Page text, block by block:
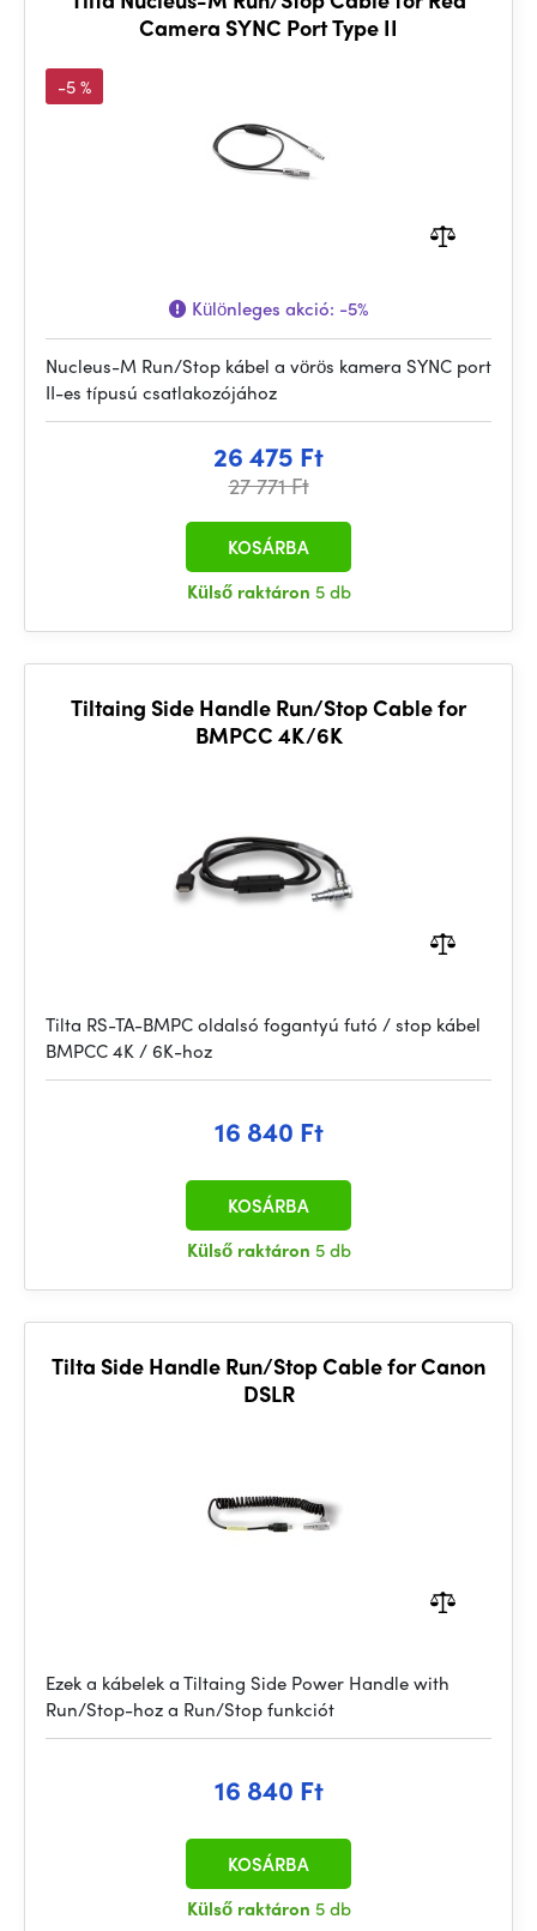
Camera SYNC Port Type II
-5 %
Különleges akció: -5%
Nucleus-M Run/Stop kábel a vörös kamera SYNC port
II-es típusú csatlakozójához
26 475 Ft
27 771 Ft
Külső raktáron 5 db
KOSÁRBA
Tiltaing Side Handle Run/Stop Cable for
BMPCC 4K/6K
Tilta RS-TA-BMPC oldalsó fogantyú futó / stop kábel
BMPCC 4K / 6K-hoz
16 840 Ft
Külső raktáron 5 db
KOSÁRBA
Tilta Side Handle Run/Stop Cable for Canon
DSLR
Ezek a kábelek a Tiltaing Side Power Handle with
Run/Stop-hoz a Run/Stop funkciót
16 840 Ft
Külső raktáron 5 db
KOSÁRBA